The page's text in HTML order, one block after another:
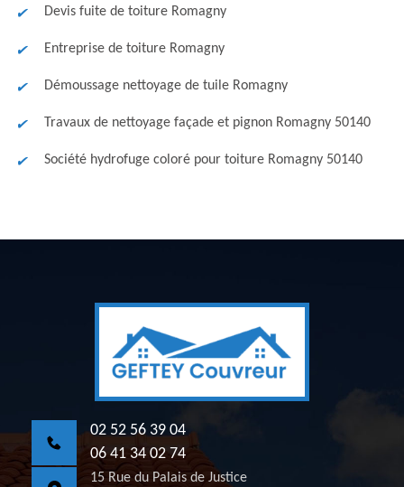
Devis fuite de toiture Romagny
Entreprise de toiture Romagny
Démoussage nettoyage de tuile Romagny
Travaux de nettoyage façade et pignon Romagny 50140
Société hydrofuge coloré pour toiture Romagny 50140
02 52 56 39 04
06 41 34 02 74
15 Rue du Palais de Justice